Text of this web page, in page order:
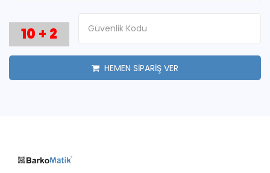
10 + 2
HEMEN SİPARİŞ VER